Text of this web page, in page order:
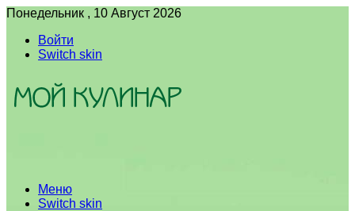
Понедельник , 10 Август 2026
Войти
Switch skin
Меню
Switch skin